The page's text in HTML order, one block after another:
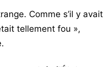
Comme s’il y avait
tellement fou »,